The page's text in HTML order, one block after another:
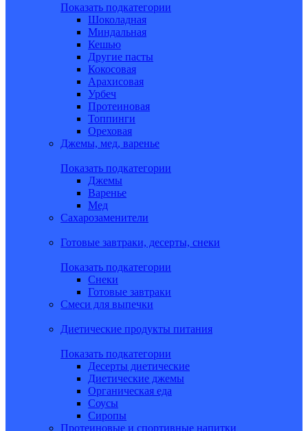
Показать подкатегории
Шоколадная
Миндальная
Кешью
Другие пасты
Кокосовая
Арахисовая
Урбеч
Протеиновая
Топпинги
Ореховая
Джемы, мед, варенье
Показать подкатегории
Джемы
Варенье
Мед
Сахарозаменители
Готовые завтраки, десерты, снеки
Показать подкатегории
Снеки
Готовые завтраки
Смеси для выпечки
Диетические продукты питания
Показать подкатегории
Десерты диетические
Диетические джемы
Органическая еда
Соусы
Сиропы
Протеиновые и спортивные напитки